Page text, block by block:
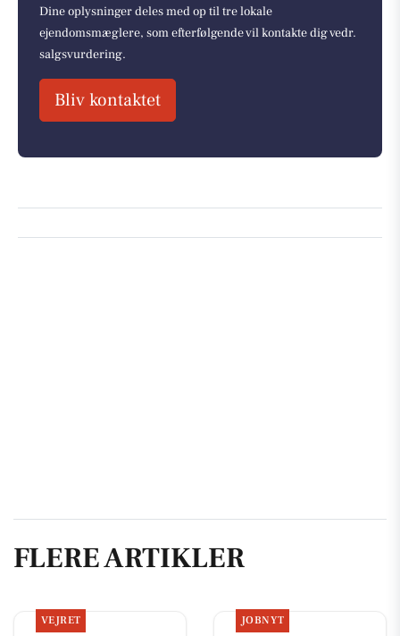
Dine oplysninger deles med op til tre lokale
ejendomsmæglere, som efterfølgende vil kontakte dig vedr.
salgsvurdering.
Bliv kontaktet
FLERE ARTIKLER
VEJRET JOBNYT